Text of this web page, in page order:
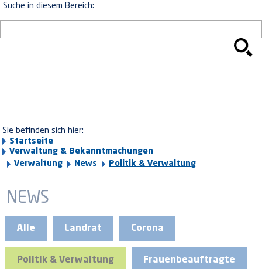
Suche in diesem Bereich:
Sie befinden sich hier:
Startseite
Verwaltung & Bekanntmachungen
Verwaltung
News Politik & Verwaltung
NEWS
Alle Landrat Corona
Politik & Verwaltung Frauenbeauftragte